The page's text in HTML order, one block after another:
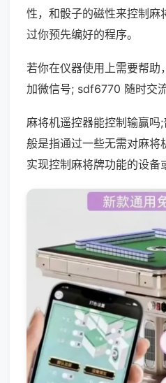
性，和骰子的磁性来控制麻
过你预先编好的程序。
若你在仪器使用上需要帮助
加微信号; sdf6770 随时交流
麻将机遥控器能控制输赢吗
般是指通过一些无需对麻将
实现控制麻将牌功能的设备